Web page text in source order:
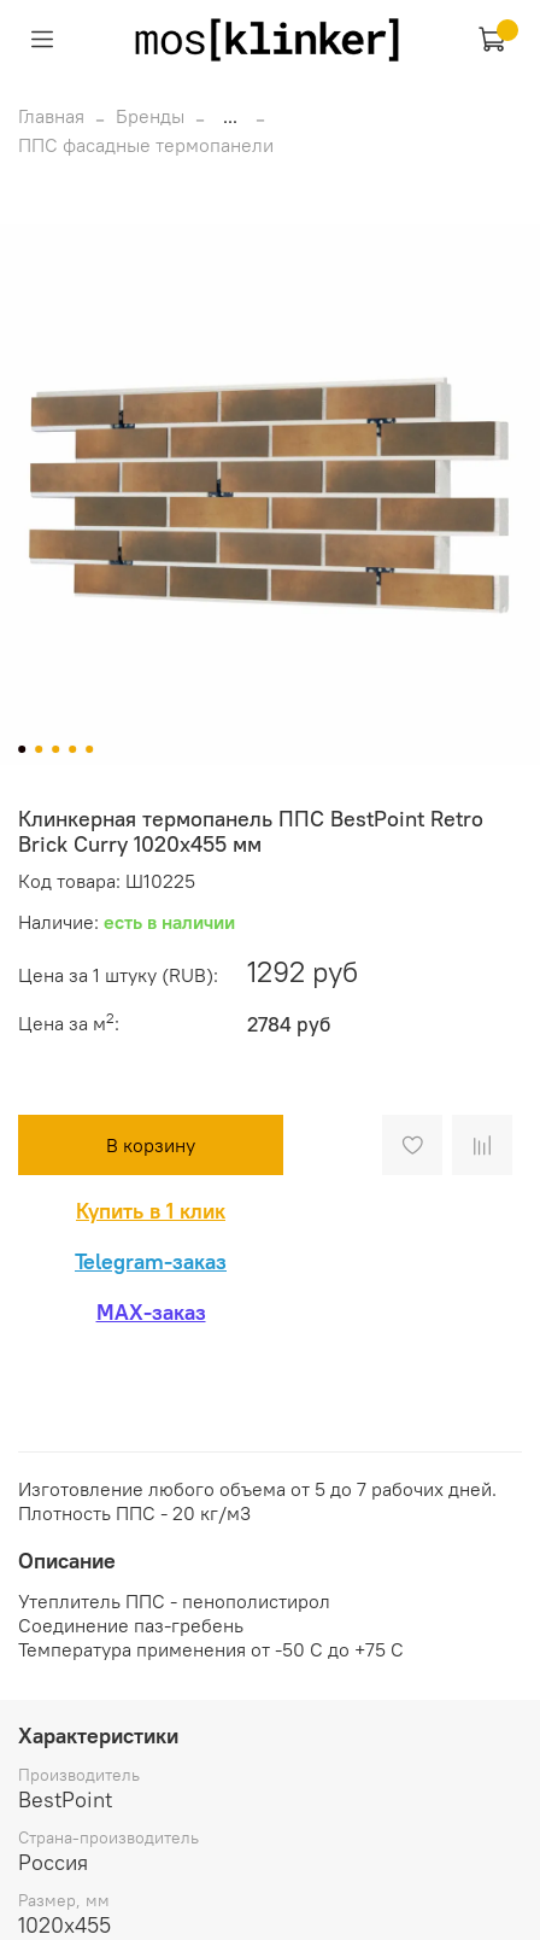
Главная Бренды
...
ППС фасадные термопанели
Клинкерная термопанель ППС BestPoint Retro
Brick Curry 1020х455 мм
Код товара: Ш10225
Наличие: есть в наличии
Цена за 1 штуку (RUB): 1292 руб
Цена за м2: 2784 руб
В корзину
Купить в 1 клик
Telegram-заказ
MAX-заказ
Изготовление любого объема от 5 до 7 рабочих дней.
Плотность ППС - 20 кг/м3
Описание
Утеплитель ППС - пенополистирол
Соединение паз-гребень
Температура применения от -50 С до +75 С
Характеристики
Производитель
BestPoint
Страна-производитель
Россия
Размер, мм
1020х455